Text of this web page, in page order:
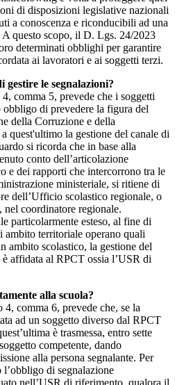
di disposizioni legislative nazionali
a conoscenza e riconducibili ad una
questo scopo, il D. Lgs. 24/2023
determinati obblighi per garantire
ai lavoratori e ai soggetti terzi.
gestire le segnalazioni?
comma 5, prevede che i soggetti
di prevedere la figura del
della Corruzione e della
quest'ultimo la gestione del canale di
si ricorda che in base alla
conto dell’articolazione
e dei rapporti che intercorrono tra le
ministeriale, si ritiene di
dell’Ufficio scolastico regionale, o
coordinatore regionale.
particolarmente esteso, al fine di
territoriale operano quali
ambito scolastico, la gestione del
affidata al RPCT ossia l’USR di
alla scuola?
comma 6, prevede che, se la
ad un soggetto diverso dal RPCT
è trasmessa, entro sette
competente, dando
alla persona segnalante. Per
di segnalazione